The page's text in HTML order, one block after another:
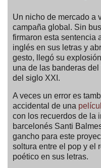
Un nicho de mercado a
campaña global. Sin
firmaron esta sentencia
inglés en sus letras y
gesto, llegó su
una de las banderas
del siglo XXI.
A veces un error es
accidental de una
con los recuerdos de la
barcelonés Santi
gancho para este
soltura entre el pop y el
poético en sus letras.